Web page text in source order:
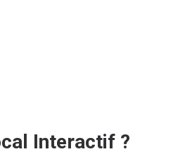
Interactif ?